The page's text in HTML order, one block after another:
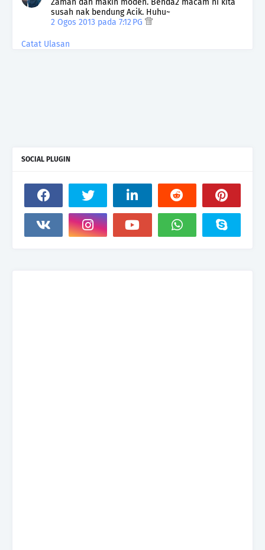
Zaman dah makin moden. Benda2 macam ni kita
susah nak bendung Acik. Huhu~
2 Ogos 2013 pada 7:12 PG
Catat Ulasan
SOCIAL PLUGIN